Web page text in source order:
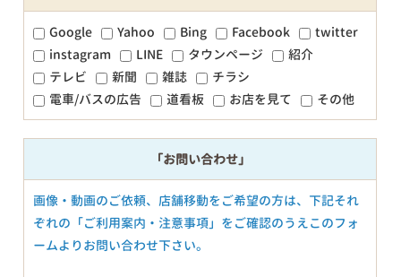
Google Yahoo Bing Facebook
twitter
instagram
LINE タウンページ
紹介
テレビ
新聞 雑誌
チラシ
電車/バスの広告
道看板 お店を見て その他
「お問い合わせ」
画像・動画のご依頼、店舗移動をご希望の方は、下記それ
ぞれの「ご利用案内・注意事項」をご確認のうえこのフォ
ームよりお問い合わせ下さい。